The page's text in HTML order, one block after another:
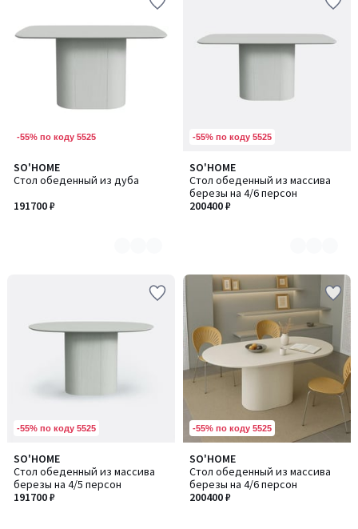
-55% по коду 5525
SO'HOME
Стол обеденный из дуба
191700 ₽
Количество
цветов:
4
-55% по коду 5525
SO'HOME
Стол обеденный из массива
березы на 4/6 персон
200400 ₽
Количество
цветов:
4
-55% по коду 5525
SO'HOME
Стол обеденный из массива
березы на 4/5 персон
191700 ₽
Количество
цветов:
4
-55% по коду 5525
SO'HOME
Стол обеденный из массива
березы на 4/6 персон
200400 ₽
Количество
цветов:
4